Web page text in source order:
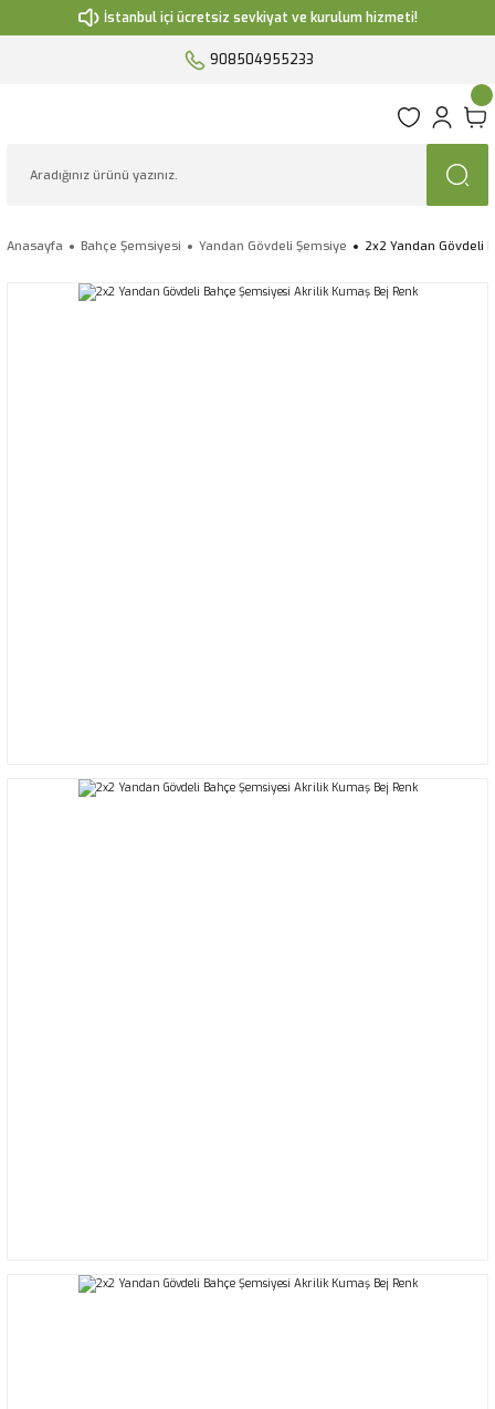
İstanbul içi ücretsiz sevkiyat ve kurulum hizmeti!
908504955233
Anasayfa Bahçe Şemsiyesi Yandan Gövdeli Şemsiye 2x2 Yandan Gövdeli